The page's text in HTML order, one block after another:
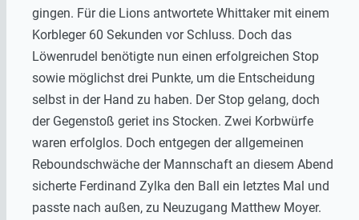
gingen. Für die Lions antwortete Whittaker mit einem
Korbleger 60 Sekunden vor Schluss. Doch das
Löwenrudel benötigte nun einen erfolgreichen Stop
sowie möglichst drei Punkte, um die Entscheidung
selbst in der Hand zu haben. Der Stop gelang, doch
der Gegenstoß geriet ins Stocken. Zwei Korbwürfe
waren erfolglos. Doch entgegen der allgemeinen
Reboundschwäche der Mannschaft an diesem Abend
sicherte Ferdinand Zylka den Ball ein letztes Mal und
passte nach außen, zu Neuzugang Matthew Moyer.